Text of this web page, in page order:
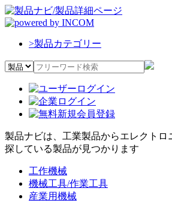
>製品カテゴリー
製品ナビは、工業製品からエレクトロ
探している製品が見つかります
工作機械
機械工具/作業工具
産業用機械